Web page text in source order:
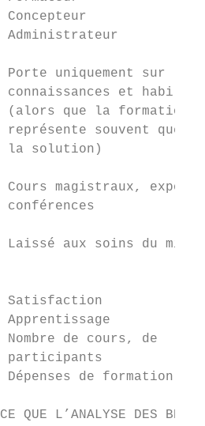
Administrateur
Porte uniquement sur
et
(alors que la formation
représente souvent que
la solution)
magistraux,
aux soins du
Satisfaction
Apprentissage
Nombre de cours, de
participants
Dépenses de formation
L’ANALYSE DES